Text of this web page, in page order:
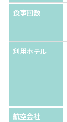
食事回数
利用ホテル
航空会社